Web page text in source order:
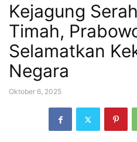
Kejagung
Timah,
Selamatkan
Negara
Oktober 6, 2025